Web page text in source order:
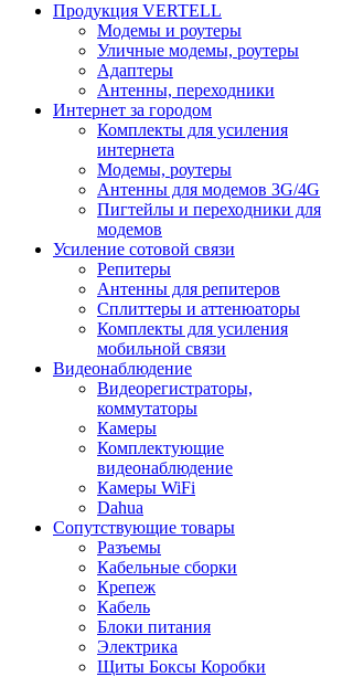
Продукция VERTELL
Модемы и роутеры
Уличные модемы, роутеры
Адаптеры
Антенны, переходники
Интернет за городом
Комплекты для усиления
интернета
Модемы, роутеры
Антенны для модемов 3G/4G
Пигтейлы и переходники для
модемов
Усиление сотовой связи
Репитеры
Антенны для репитеров
Сплиттеры и аттенюаторы
Комплекты для усиления
мобильной связи
Видеонаблюдение
Видеорегистраторы,
коммутаторы
Камеры
Комплектующие
видеонаблюдение
Камеры WiFi
Dahua
Сопутствующие товары
Разъемы
Кабельные сборки
Крепеж
Кабель
Блоки питания
Электрика
Щиты Боксы Коробки